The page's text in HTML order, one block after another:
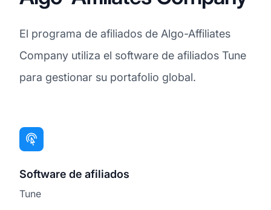
El programa de afiliados de Algo-Affiliates
Company utiliza el software de afiliados Tune
para gestionar su portafolio global.
Software de afiliados
Tune